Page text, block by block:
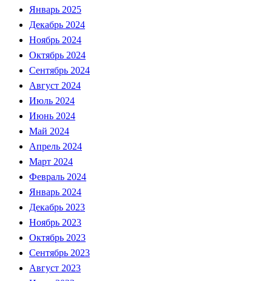
Январь 2025
Декабрь 2024
Ноябрь 2024
Октябрь 2024
Сентябрь 2024
Август 2024
Июль 2024
Июнь 2024
Май 2024
Апрель 2024
Март 2024
Февраль 2024
Январь 2024
Декабрь 2023
Ноябрь 2023
Октябрь 2023
Сентябрь 2023
Август 2023